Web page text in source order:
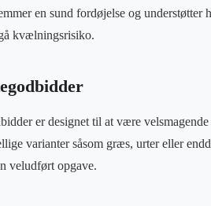
en sund fordøjelse og
kvælningsrisiko.
er designet til at være
varianter såsom græs, urter eller
veludført opgave.